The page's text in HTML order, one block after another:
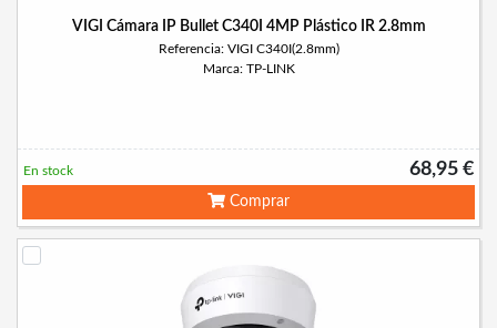
VIGI Cámara IP Bullet C340I 4MP Plástico IR 2.8mm
Referencia: VIGI C340I(2.8mm)
Marca: TP-LINK
68,95 €
En stock
Comprar